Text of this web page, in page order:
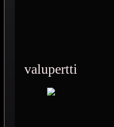
valupertti